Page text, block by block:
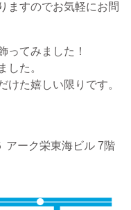
ますのでお気軽にお問
ってみました！
した。
けた嬉しい限りです。
アーク栄東海ビル 7階